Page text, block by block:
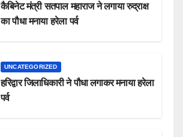
कैबिनेट मंत्री सतपाल महाराज ने लगाया रुद्राक्ष
का पौधा मनाया हरेला पर्व
UNCATEGORIZED
हरिद्वार जिलाधिकारी ने पौधा लगाकर मनाया हरेला
पर्व